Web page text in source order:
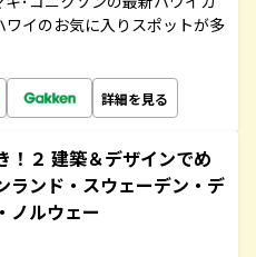
イのお気に入りスポットが多
詳細を見る
！２ 建築＆デザインでめ
ランド・スウェーデン・デ
ノルウェー